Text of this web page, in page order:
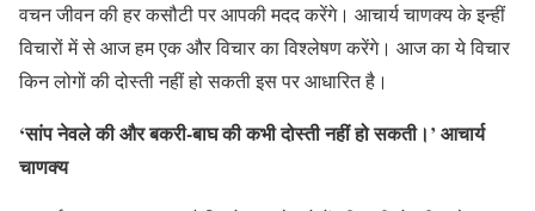
वचन जीवन की हर कसौटी पर आपकी मदद करेंगे। आचार्य चाणक्य के इन्हीं
विचारों में से आज हम एक और विचार का विश्लेषण करेंगे। आज का ये विचार
किन लोगों की दोस्ती नहीं हो सकती इस पर आधारित है।
‘सांप नेवले की और बकरी-बाघ की कभी दोस्ती नहीं हो सकती।’ आचार्य
चाणक्य